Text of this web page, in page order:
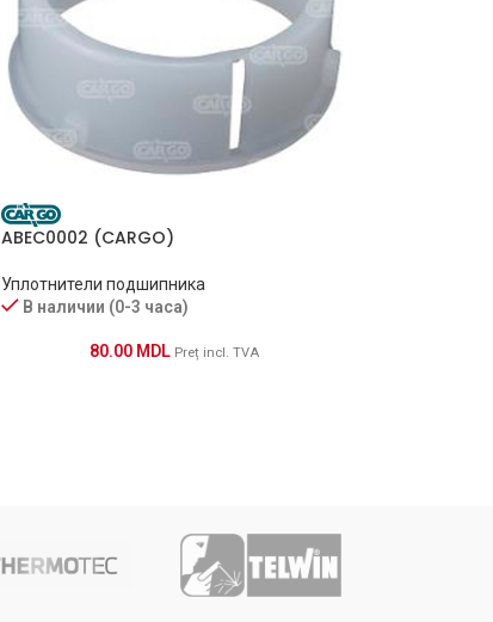
ABEC0002 (CARGO)
Уплотнители подшипника
В наличии (0-3 часа)
80.00 MDL Preț incl. TVA